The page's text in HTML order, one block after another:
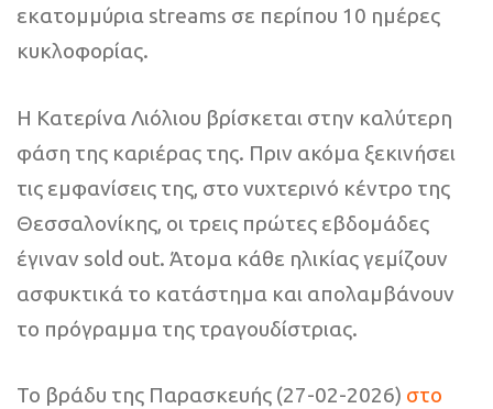
εκατομμύρια streams σε περίπου 10 ημέρες
κυκλοφορίας.
Η Κατερίνα Λιόλιου βρίσκεται στην καλύτερη
φάση της καριέρας της. Πριν ακόμα ξεκινήσει
τις εμφανίσεις της, στο νυχτερινό κέντρο της
Θεσσαλονίκης, οι τρεις πρώτες εβδομάδες
έγιναν sold out. Άτομα κάθε ηλικίας γεμίζουν
ασφυκτικά το κατάστημα και απολαμβάνουν
το πρόγραμμα της τραγουδίστριας.
Το βράδυ της Παρασκευής (27-02-2026) στο